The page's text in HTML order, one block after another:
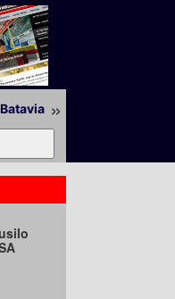
»